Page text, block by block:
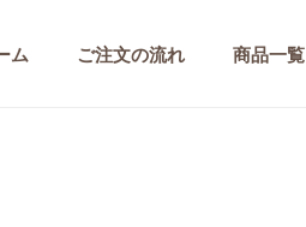
ム ご注文の流れ 商品一覧